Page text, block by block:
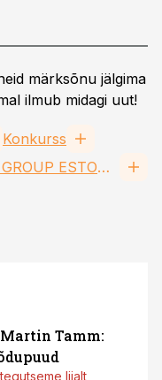
märksõnu jälgima
ilmub midagi uut!
Konkurss
OMNICOM MEDIA GROUP ESTONIA OÜ
Tamm:
liialt